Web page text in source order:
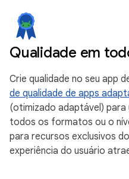
Qualidade em
Crie qualidade no seu app
de qualidade de apps
(otimizado adaptável) para
todos os formatos ou o
para recursos exclusivos
experiência do usuário